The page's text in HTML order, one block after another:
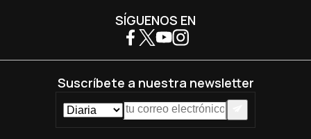
SÍGUENOS EN
Suscríbete a nuestra newsletter